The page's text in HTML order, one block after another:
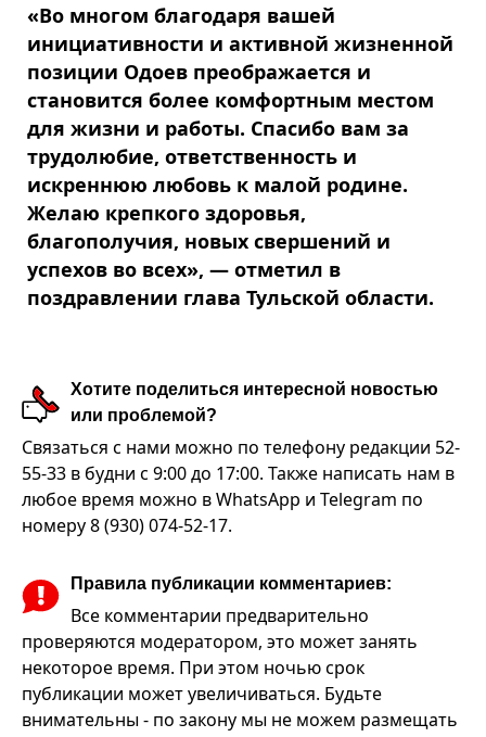
«Во многом благодаря вашей
инициативности и активной жизненной
позиции Одоев преображается и
становится более комфортным местом
для жизни и работы. Спасибо вам за
трудолюбие, ответственность и
искреннюю любовь к малой родине.
Желаю крепкого здоровья,
благополучия, новых свершений и
успехов во всех», — отметил в
поздравлении глава Тульской области.
Хотите поделиться интересной новостью
или проблемой?
Связаться с нами можно по телефону редакции 52-
55-33 в будни с 9:00 до 17:00. Также написать нам в
любое время можно в WhatsApp и Telegram по
номеру 8 (930) 074-52-17.
Правила публикации комментариев:
Все комментарии предварительно
проверяются модератором, это может занять
некоторое время. При этом ночью срок
публикации может увеличиваться. Будьте
внимательны - по закону мы не можем размещать